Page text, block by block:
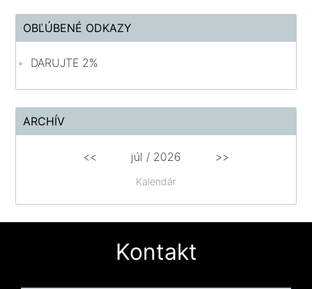
OBĽÚBENÉ ODKAZY
DARUJTE 2%
ARCHÍV
Kalendár
<< júl / 2026 >>
Kontakt